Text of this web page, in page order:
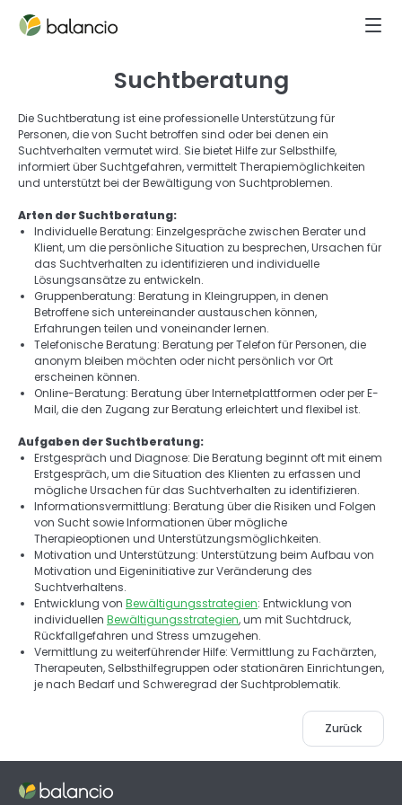
Suchtberatung
Die Suchtberatung ist eine professionelle Unterstützung für
Personen, die von Sucht betroffen sind oder bei denen ein
Suchtverhalten vermutet wird. Sie bietet Hilfe zur Selbsthilfe,
informiert über Suchtgefahren, vermittelt Therapiemöglichkeiten
und unterstützt bei der Bewältigung von Suchtproblemen.
Arten der Suchtberatung:
Individuelle Beratung: Einzelgespräche zwischen Berater und
Klient, um die persönliche Situation zu besprechen, Ursachen für
das Suchtverhalten zu identifizieren und individuelle
Lösungsansätze zu entwickeln.
Gruppenberatung: Beratung in Kleingruppen, in denen
Betroffene sich untereinander austauschen können,
Erfahrungen teilen und voneinander lernen.
Telefonische Beratung: Beratung per Telefon für Personen, die
anonym bleiben möchten oder nicht persönlich vor Ort
erscheinen können.
Online-Beratung: Beratung über Internetplattformen oder per E-
Mail, die den Zugang zur Beratung erleichtert und flexibel ist.
Aufgaben der Suchtberatung:
Erstgespräch und Diagnose: Die Beratung beginnt oft mit einem
Erstgespräch, um die Situation des Klienten zu erfassen und
mögliche Ursachen für das Suchtverhalten zu identifizieren.
Informationsvermittlung: Beratung über die Risiken und Folgen
von Sucht sowie Informationen über mögliche
Therapieoptionen und Unterstützungsmöglichkeiten.
Motivation und Unterstützung: Unterstützung beim Aufbau von
Motivation und Eigeninitiative zur Veränderung des
Suchtverhaltens.
Entwicklung von Bewältigungsstrategien: Entwicklung von
individuellen Bewältigungsstrategien, um mit Suchtdruck,
Rückfallgefahren und Stress umzugehen.
Vermittlung zu weiterführender Hilfe: Vermittlung zu Fachärzten,
Therapeuten, Selbsthilfegruppen oder stationären Einrichtungen,
je nach Bedarf und Schweregrad der Suchtproblematik.
Zurück